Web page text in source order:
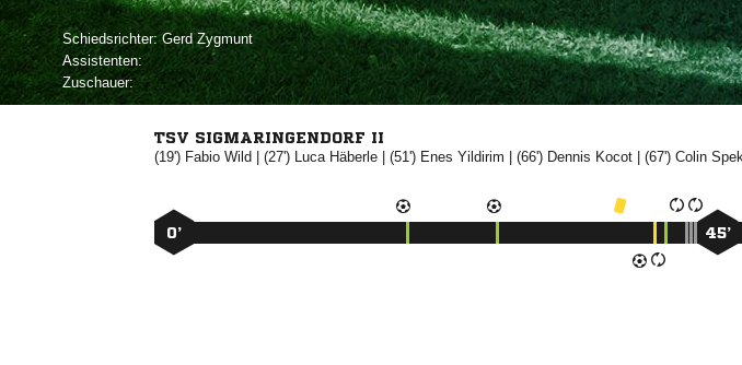
Schiedsrichter: 
Assistenten:
Zuschauer:
TSV SIGMARINGENDORF II
(19')  | (27') | (51')   | (66')  | (67') 
0’ 45’